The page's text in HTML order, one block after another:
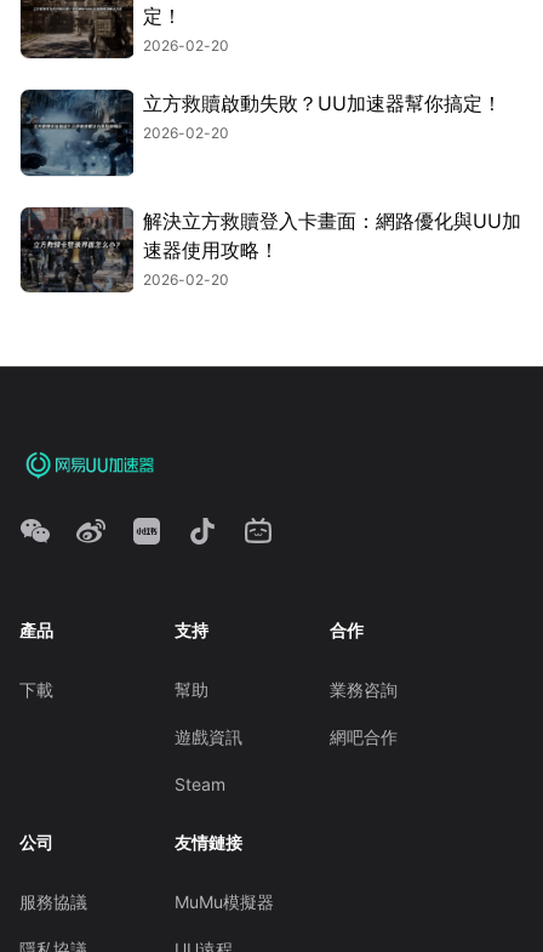
定！
2026-02-20
立方救贖啟動失敗？UU加速器幫你搞定！
2026-02-20
解決立方救贖登入卡畫面：網路優化與UU加
速器使用攻略！
2026-02-20
產品
下載
支持
幫助
遊戲資訊
Steam
合作
業務咨詢
網吧合作
公司
服務協議
友情鏈接
MuMu模擬器